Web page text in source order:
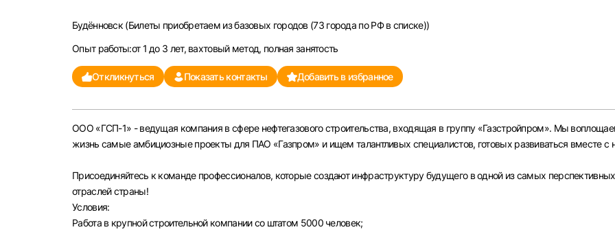
Будённовск (Билеты приобретаем из базовых городов (73 города по РФ в списке))
Опыт работы:от 1 до 3 лет, вахтовый метод, полная занятость
Откликнуться Показать контакты Добавить в избранное
ООО «ГСП-1» - ведущая компания в сфере нефтегазового строительства, входящая в группу «Газстройпром». Мы
жизнь самые амбициозные проекты для ПАО «Газпром» и ищем талантливых специалистов, готовых развиваться вместе с
Присоединяйтесь к команде профессионалов, которые создают инфраструктуру будущего в одной из самых перспективных
отраслей страны!
Условия:
Работа в крупной строительной компании со штатом 5000 человек;